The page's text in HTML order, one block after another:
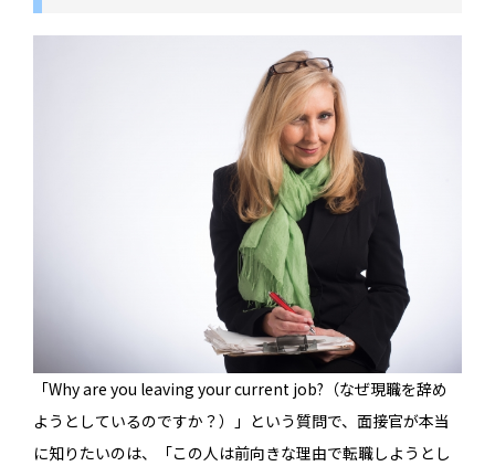
「Why are you leaving your current job?（なぜ現職を辞め
ようとしているのですか？）」という質問で、面接官が本当
に知りたいのは、「この人は前向きな理由で転職しようとし